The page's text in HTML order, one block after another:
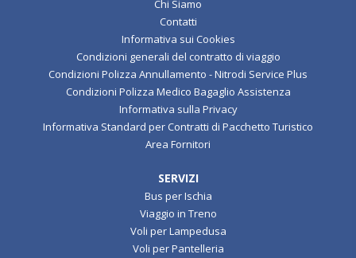
Chi Siamo
Contatti
Informativa sui Cookies
Condizioni generali del contratto di viaggio
Condizioni Polizza Annullamento - Nitrodi Service Plus
Condizioni Polizza Medico Bagaglio Assistenza
Informativa sulla Privacy
Informativa Standard per Contratti di Pacchetto Turistico
Area Fornitori
SERVIZI
Bus per Ischia
Viaggio in Treno
Voli per Lampedusa
Voli per Pantelleria